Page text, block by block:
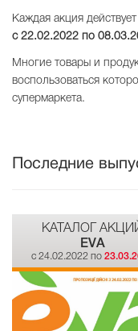
Каждая акция
с 22.02.2022 по
Многие товары и
воспользоваться
супермаркета.
Последние
КАТАЛОГ
EVA
c 24.02.2022 по